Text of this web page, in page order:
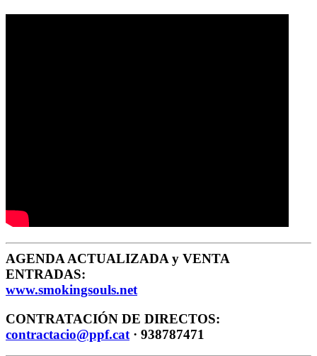
AGENDA ACTUALIZADA y VENTA
ENTRADAS:
www.smokingsouls.net
CONTRATACIÓN DE DIRECTOS:
contractacio@ppf.cat · 938787471